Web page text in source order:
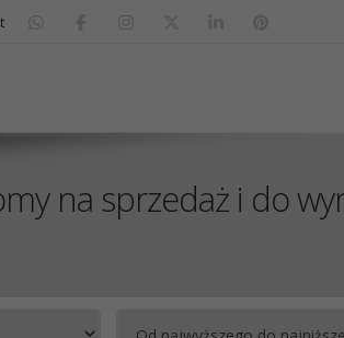
na sprzedaż i do